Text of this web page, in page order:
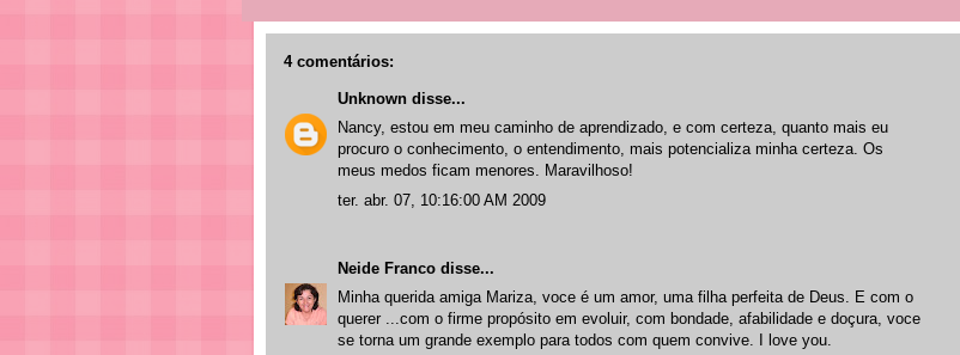
4 comentários:
Unknown disse...
Nancy, estou em meu caminho de aprendizado, e com certeza, quanto mais eu
procuro o conhecimento, o entendimento, mais potencializa minha certeza. Os
meus medos ficam menores. Maravilhoso!
ter. abr. 07, 10:16:00 AM 2009
Neide Franco disse...
Minha querida amiga Mariza, voce é um amor, uma filha perfeita de Deus. E com o
querer ...com o firme propósito em evoluir, com bondade, afabilidade e doçura, voce
se torna um grande exemplo para todos com quem convive. I love you.